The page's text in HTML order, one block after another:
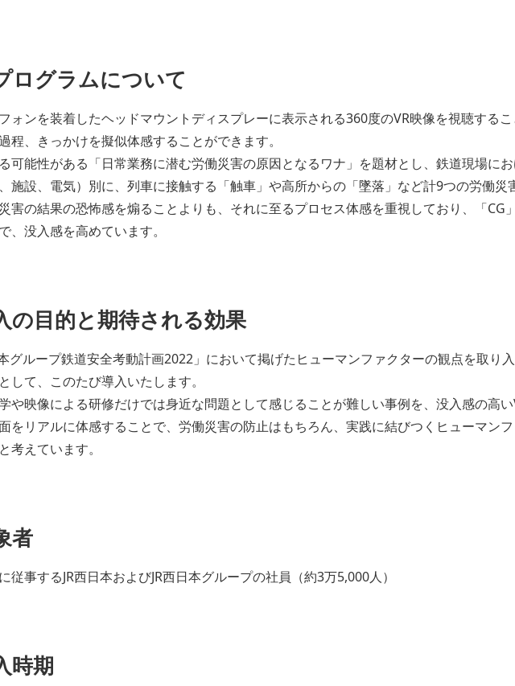
ログラムについて
ォンを装着したヘッドマウントディスプレーに表示される360度のVR映像を視聴する
程、きっかけを擬似体感することができます。
可能性がある「日常業務に潜む労働災害の原因となるワナ」を題材とし、鉄道現場に
施設、電気）別に、列車に接触する「触車」や高所からの「墜落」など計9つの労働災
害の結果の恐怖感を煽ることよりも、それに至るプロセス体感を重視しており、「CG
、没入感を高めています。
の目的と期待される効果
本グループ鉄道安全考動計画2022」において掲げたヒューマンファクターの観点を取り
して、このたび導入いたします。
や映像による研修だけでは身近な問題として感じることが難しい事例を、没入感の高
をリアルに体感することで、労働災害の防止はもちろん、実践に結びつくヒューマン
考えています。
者
従事するJR西日本およびJR西日本グループの社員（約3万5,000人）
時期